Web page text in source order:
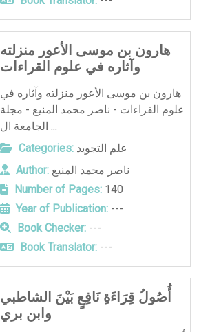
هارون بن موسى الأعور منزلته
وآثاره في علوم القراءات
هارون بن موسى الأعور منزلته وآثاره في
علوم القراءات - ناصر محمد المنيع - مجلة
الجامعة ال ...
Categories: علم التجويد
Author: ناصر محمد المنيع
Number of Pages:140
Year of Publication:---
Book Checker:---
Book Translator:---
أُصُولُ قِرَاءَةِ نَافِعٍ بَيْنَ الشاطبي
وابن بري